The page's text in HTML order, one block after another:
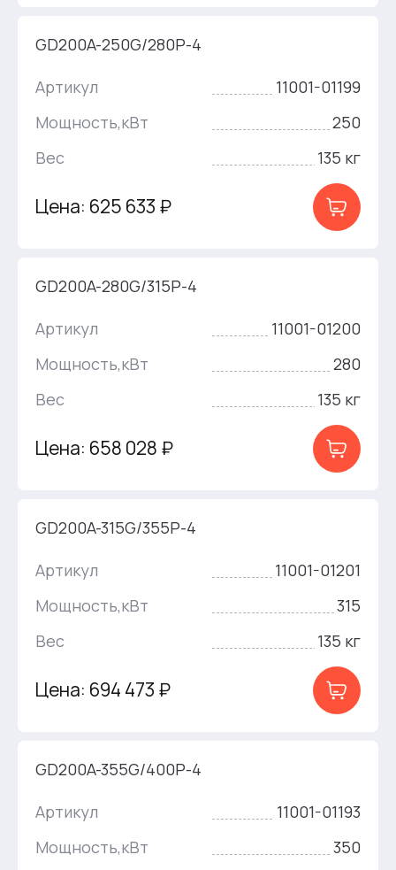
GD200A-250G/280P-4
Артикул
11001-01199
Мощность,кВт
250
Вес
135 кг
Цена: 625 633 ₽
GD200A-280G/315P-4
Артикул
11001-01200
Мощность,кВт
280
Вес
135 кг
Цена: 658 028 ₽
GD200A-315G/355P-4
Артикул
11001-01201
Мощность,кВт
315
Вес
135 кг
Цена: 694 473 ₽
GD200A-355G/400P-4
Артикул
11001-01193
Мощность,кВт
350